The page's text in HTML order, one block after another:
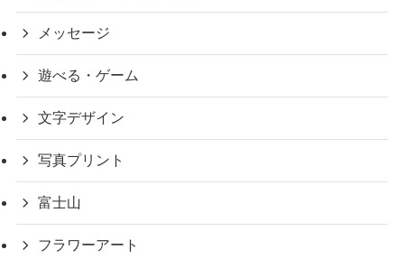
メッセージ
遊べる・ゲーム
文字デザイン
写真プリント
富士山
フラワーアート